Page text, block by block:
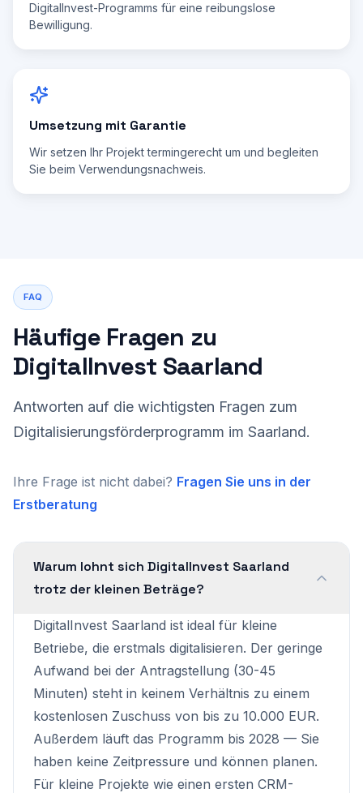
DigitalInvest-Programms für eine reibungslose
Bewilligung.
Umsetzung mit Garantie
Wir setzen Ihr Projekt termingerecht um und begleiten
Sie beim Verwendungsnachweis.
FAQ
Häufige Fragen zu
DigitalInvest Saarland
Antworten auf die wichtigsten Fragen zum
Digitalisierungsförderprogramm im Saarland.
Ihre Frage ist nicht dabei? Fragen Sie uns in der
Erstberatung
Warum lohnt sich DigitalInvest Saarland
trotz der kleinen Beträge?
DigitalInvest Saarland ist ideal für kleine
Betriebe, die erstmals digitalisieren. Der geringe
Aufwand bei der Antragstellung (30-45
Minuten) steht in keinem Verhältnis zu einem
kostenlosen Zuschuss von bis zu 10.000 EUR.
Außerdem läuft das Programm bis 2028 — Sie
haben keine Zeitpressure und können planen.
Für kleine Projekte wie einen ersten CRM-